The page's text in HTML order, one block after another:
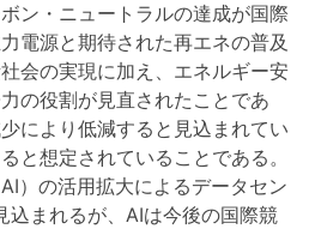
ン・ニュートラルの達成が国際
電源と期待された再エネの普及
会の実現に加え、エネルギー安
の役割が見直されたことであ
により低減すると見込まれてい
と想定されていることである。
）の活用拡大によるデータセン
込まれるが、AIは今後の国際競